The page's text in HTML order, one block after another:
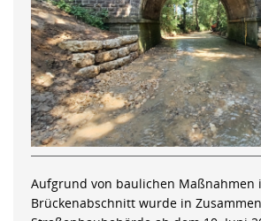
Aufgrund von baulichen Maßnahmen
Brückenabschnitt wurde in